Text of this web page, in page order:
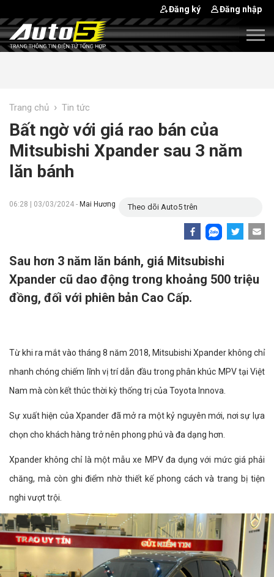
Đăng ký Đăng nhập
Trang chủ › Tin tức
Bất ngờ với giá rao bán của
Mitsubishi Xpander sau 3 năm
lăn bánh
06:28 | 03/03/2024 - Mai Hương Theo dõi Auto5 trên
Sau hơn 3 năm lăn bánh, giá Mitsubishi
Xpander cũ dao động trong khoảng 500 triệu
đồng, đối với phiên bản Cao Cấp.
Từ khi ra mắt vào tháng 8 năm 2018, Mitsubishi Xpander không chỉ
nhanh chóng chiếm lĩnh vị trí dẫn đầu trong phân khúc MPV tại Việt
Nam mà còn kết thúc thời kỳ thống trị của Toyota Innova.
Sự xuất hiện của Xpander đã mở ra một kỷ nguyên mới, nơi sự lựa
chọn cho khách hàng trở nên phong phú và đa dạng hơn.
Xpander không chỉ là một mẫu xe MPV đa dụng với mức giá phải
chăng, mà còn ghi điểm nhờ thiết kế phong cách và trang bị tiện
nghi vượt trội.